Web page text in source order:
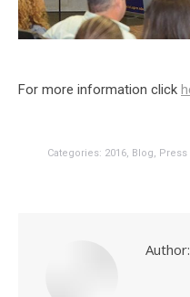
For more information click
Categories: 2016, Blog, Press
Author: